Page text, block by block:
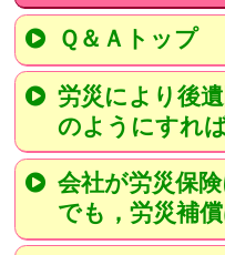
Ｑ＆Ａトップ
労災により後
のようにすれ
会社が労災保
でも，労災補